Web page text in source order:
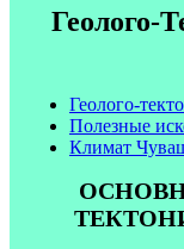
Геолого-
Геолого-
Полезные
Климат